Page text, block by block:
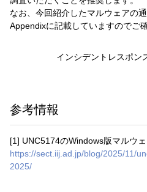
なお、今回紹介したマルウェアの
Appendixに記載していますのでご
インシデントレスポン
参考情報
[1] UNC5174のWindows版マルウ
https://sect.iij.ad.jp/blog/2025/11/
2025/